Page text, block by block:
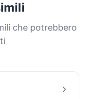
che potrebbero